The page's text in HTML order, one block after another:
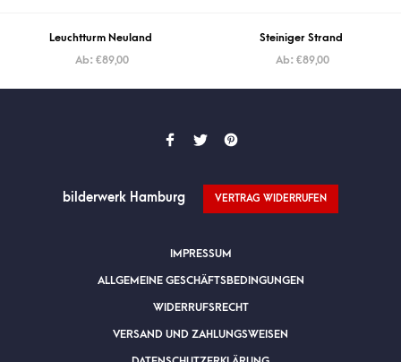
Leuchtturm Neuland
Ab: €89,00
Steiniger Strand
Ab: €89,00
bilderwerk Hamburg VERTRAG WIDERRUFEN
IMPRESSUM
ALLGEMEINE GESCHÄFTSBEDINGUNGEN
WIDERRUFSRECHT
VERSAND UND ZAHLUNGSWEISEN